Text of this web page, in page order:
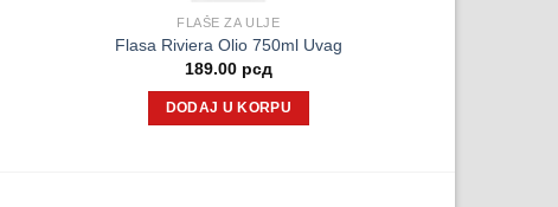
FLAŠE ZA ULJE
Flasa Riviera Olio 750ml Uvag
189.00 рсд
DODAJ U KORPU